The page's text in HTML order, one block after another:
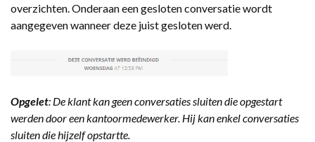
overzichten. Onderaan een gesloten conversatie wordt
aangegeven wanneer deze juist gesloten werd.
Opgelet: De klant kan geen conversaties sluiten die opgestart
werden door een kantoormedewerker. Hij kan enkel conversaties
sluiten die hijzelf opstartte.